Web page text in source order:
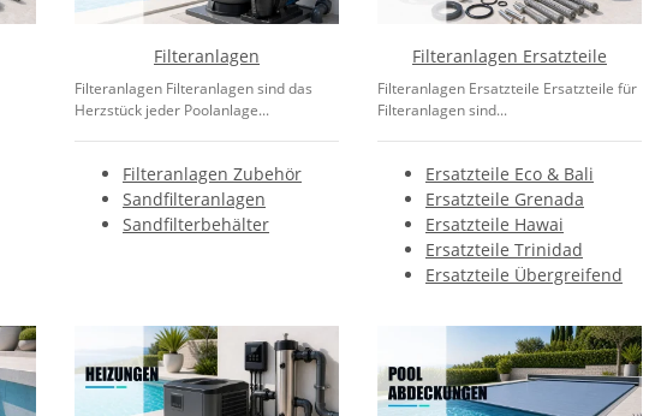
Filteranlagen
Filteranlagen Filteranlagen sind das
Herzstück jeder Poolanlage...
Filteranlagen Zubehör
Sandfilteranlagen
Sandfilterbehälter
Filteranlagen Ersatzteile
Filteranlagen Ersatzteile Ersatzteile für
Filteranlagen sind...
Ersatzteile Eco & Bali
Ersatzteile Grenada
Ersatzteile Hawai
Ersatzteile Trinidad
Ersatzteile Übergreifend